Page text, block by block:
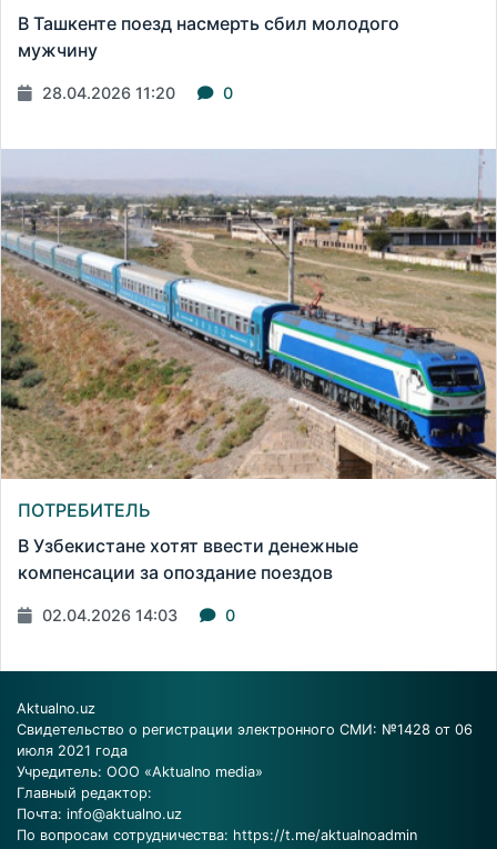
В Ташкенте поезд насмерть сбил молодого
мужчину
28.04.2026 11:20 0
ПОТРЕБИТЕЛЬ
В Узбекистане хотят ввести денежные
компенсации за опоздание поездов
02.04.2026 14:03 0
Aktualno.uz
Свидетельство о регистрации электронного СМИ: №1428 от 06
июля 2021 года
Учредитель: ООО «Aktualno media»
Главный редактор:
Почта: info@aktualno.uz
По вопросам сотрудничества: https://t.me/aktualnoadmin